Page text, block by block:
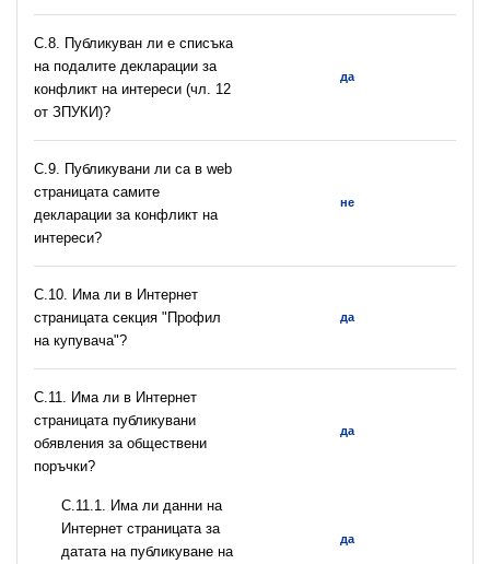
C.8. Публикуван ли е списъка
на подалите декларации за
конфликт на интереси (чл. 12
от ЗПУКИ)?
да
C.9. Публикувани ли са в web
страницата самите
декларации за конфликт на
интереси?
не
C.10. Има ли в Интернет
страницата секция "Профил
на купувача"?
да
С.11. Има ли в Интернет
страницата публикувани
обявления за обществени
поръчки?
да
С.11.1. Има ли данни на
Интернет страницата за
датата на публикуване на
да